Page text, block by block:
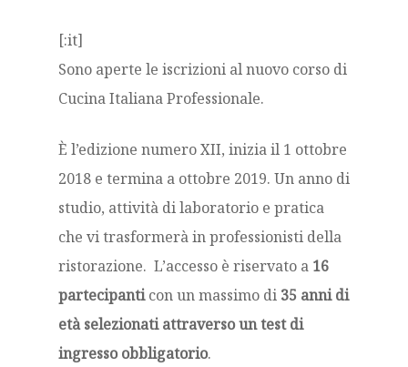
[:it]
Sono aperte le iscrizioni al nuovo corso di
Cucina Italiana Professionale.
È l’edizione numero XII, inizia il 1 ottobre
2018 e termina a ottobre 2019. Un anno di
studio, attività di laboratorio e pratica
che vi trasformerà in professionisti della
ristorazione. L’accesso è riservato a 16
partecipanticon un massimo di 35 anni di
età selezionati attraverso un test di
ingresso obbligatorio.